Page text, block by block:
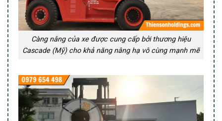
Càng nâng của xe được cung cấp bởi thương hiệu
Cascade (Mỹ) cho khả năng nâng hạ vô cùng mạnh mẽ